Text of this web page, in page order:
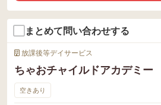
まとめて問い合わせする
放課後等デイサービス
ちゃおチャイルドアカデミー
空きあり